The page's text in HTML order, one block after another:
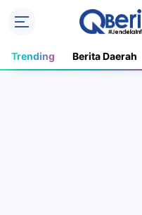
Trending Berita Daerah